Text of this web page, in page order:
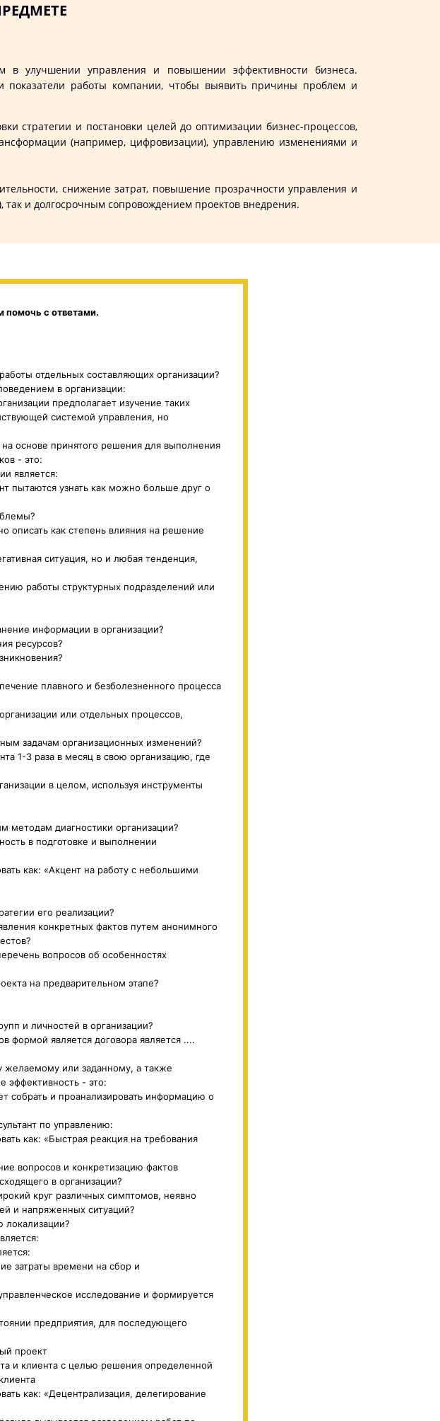
в улучшении управления и повышении эффективности бизнеса.
показатели работы компании, чтобы выявить причины проблем и
стратегии и постановки целей до оптимизации бизнес-процессов,
(например, цифровизации), управлению изменениями и
снижение затрат, повышение прозрачности управления и
так и долгосрочным сопровождением проектов внедрения.
помочь с ответами.
отдельных составляющих организации?
в организации:
предполагает изучение таких
системой управления, но
основе принятого решения для выполнения
- это:
является:
пытаются узнать как можно больше друг о
описать как степень влияния на решение
ситуация, но и любая тенденция,
работы структурных подразделений или
информации в организации?
ресурсов?
плавного и безболезненного процесса
или отдельных процессов,
задачам организационных изменений?
1-3 раза в месяц в свою организацию, где
в целом, используя инструменты
методам диагностики организации?
в подготовке и выполнении
как: «Акцент на работу с небольшими
его реализации?
конкретных фактов путем анонимного
вопросов об особенностях
на предварительном этапе?
и личностей в организации?
формой является договора является ....
желаемому или заданному, а также
эффективность - это:
собрать и проанализировать информацию о
по управлению:
как: «Быстрая реакция на требования
вопросов и конкретизацию фактов
в организации?
круг различных симптомов, неявно
и напряженных ситуаций?
локализации?
затраты времени на сбор и
исследование и формируется
предприятия, для последующего
проект
и клиента с целью решения определенной
как: «Децентрализация, делегирование